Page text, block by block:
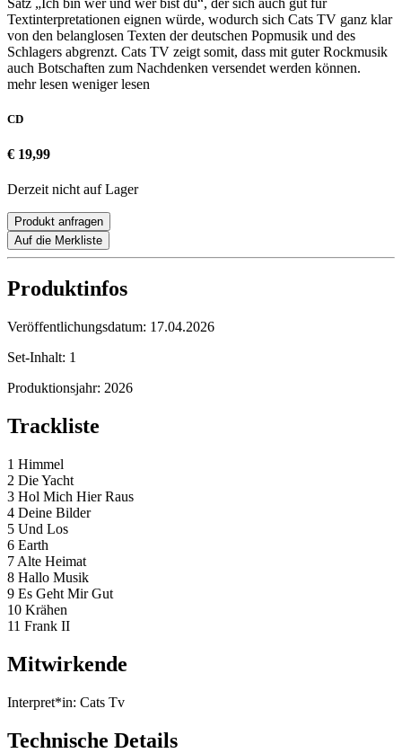
Textinterpretationen eignen würde, wodurch sich Cats TV ganz klar
von den belanglosen Texten der deutschen Popmusik und des
Schlagers abgrenzt. Cats TV zeigt somit, dass mit guter Rockmusik
auch Botschaften zum Nachdenken versendet werden können.
mehr lesen weniger lesen
CD
€ 19,99
Derzeit nicht auf Lager
Produkt anfragen
Auf die Merkliste
Produktinfos
Veröffentlichungsdatum: 17.04.2026
Set-Inhalt: 1
Produktionsjahr: 2026
Trackliste
1 Himmel
2 Die Yacht
3 Hol Mich Hier Raus
4 Deine Bilder
5 Und Los
6 Earth
7 Alte Heimat
8 Hallo Musik
9 Es Geht Mir Gut
10 Krähen
11 Frank II
Mitwirkende
Interpret*in: Cats Tv
Technische Details